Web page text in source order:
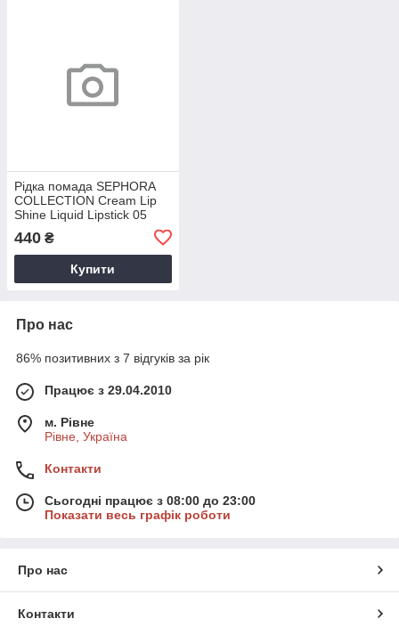
Рідка помада SEPHORA
COLLECTION Cream Lip
Shine Liquid Lipstick 05
440 ₴
Купити
Про нас
86% позитивних з 7 відгуків за рік
Працює з 29.04.2010
м. Рівне
Рівне, Україна
Контакти
Сьогодні працює з 08:00 до 23:00
Показати весь графік роботи
Про нас
Контакти